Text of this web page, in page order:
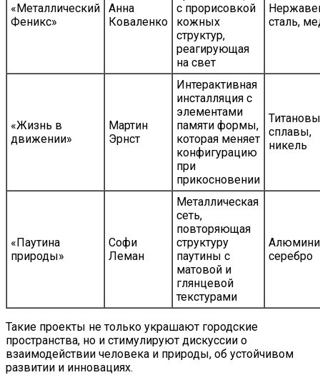
«Металлический
Феникс»
Анна
Коваленко
с прорисовкой
кожных
структур,
реагирующая
на свет
сталь,
«Жизнь в
движении»
Мартин
Эрнст
Интерактивная
инсталляция с
элементами
памяти формы,
которая меняет
конфигурацию
при
прикосновении
сплавы,
никель
«Паутина
природы»
Софи
Леман
Металлическая
сеть,
повторяющая
структуру
паутины с
матовой и
глянцевой
текстурами
серебро
Такие проекты не только украшают городские
пространства, но и стимулируют дискуссии о
взаимодействии человека и природы, об устойчивом
развитии и инновациях.